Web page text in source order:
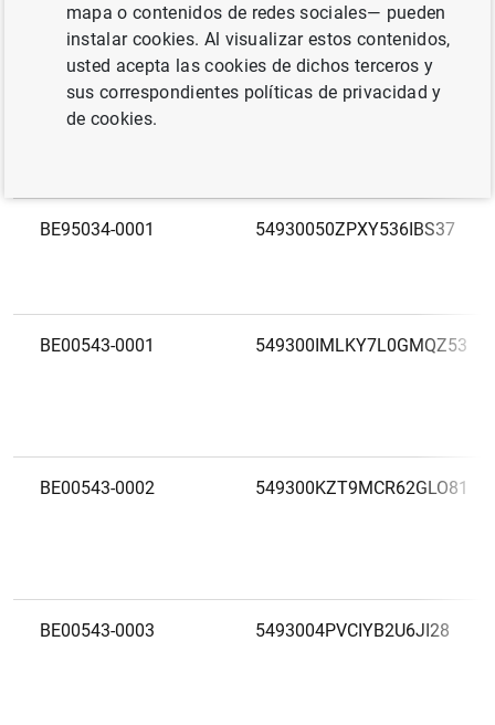
BE95034-0002
BE95034-0001 54930050ZPXY536IBS37
BE00543-0001 549300IMLKY7L0GMQZ53
BE00543-0002 549300KZT9MCR62GLO81
BE00543-0003 5493004PVCIYB2U6JI28
mapa o contenidos de redes sociales— pueden
instalar cookies. Al visualizar estos contenidos,
usted acepta las cookies de dichos terceros y
sus correspondientes políticas de privacidad y
de cookies.